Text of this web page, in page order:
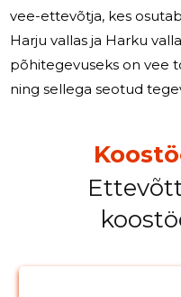
vee-ettevõtja, kes
Harju vallas ja Harku
põhitegevuseks on vee
ning sellega seotud
aastal. Haldusreformi
omavalitsust: Keila vald,
Paldiski linn, mis
nime all. Samuti ühinesid